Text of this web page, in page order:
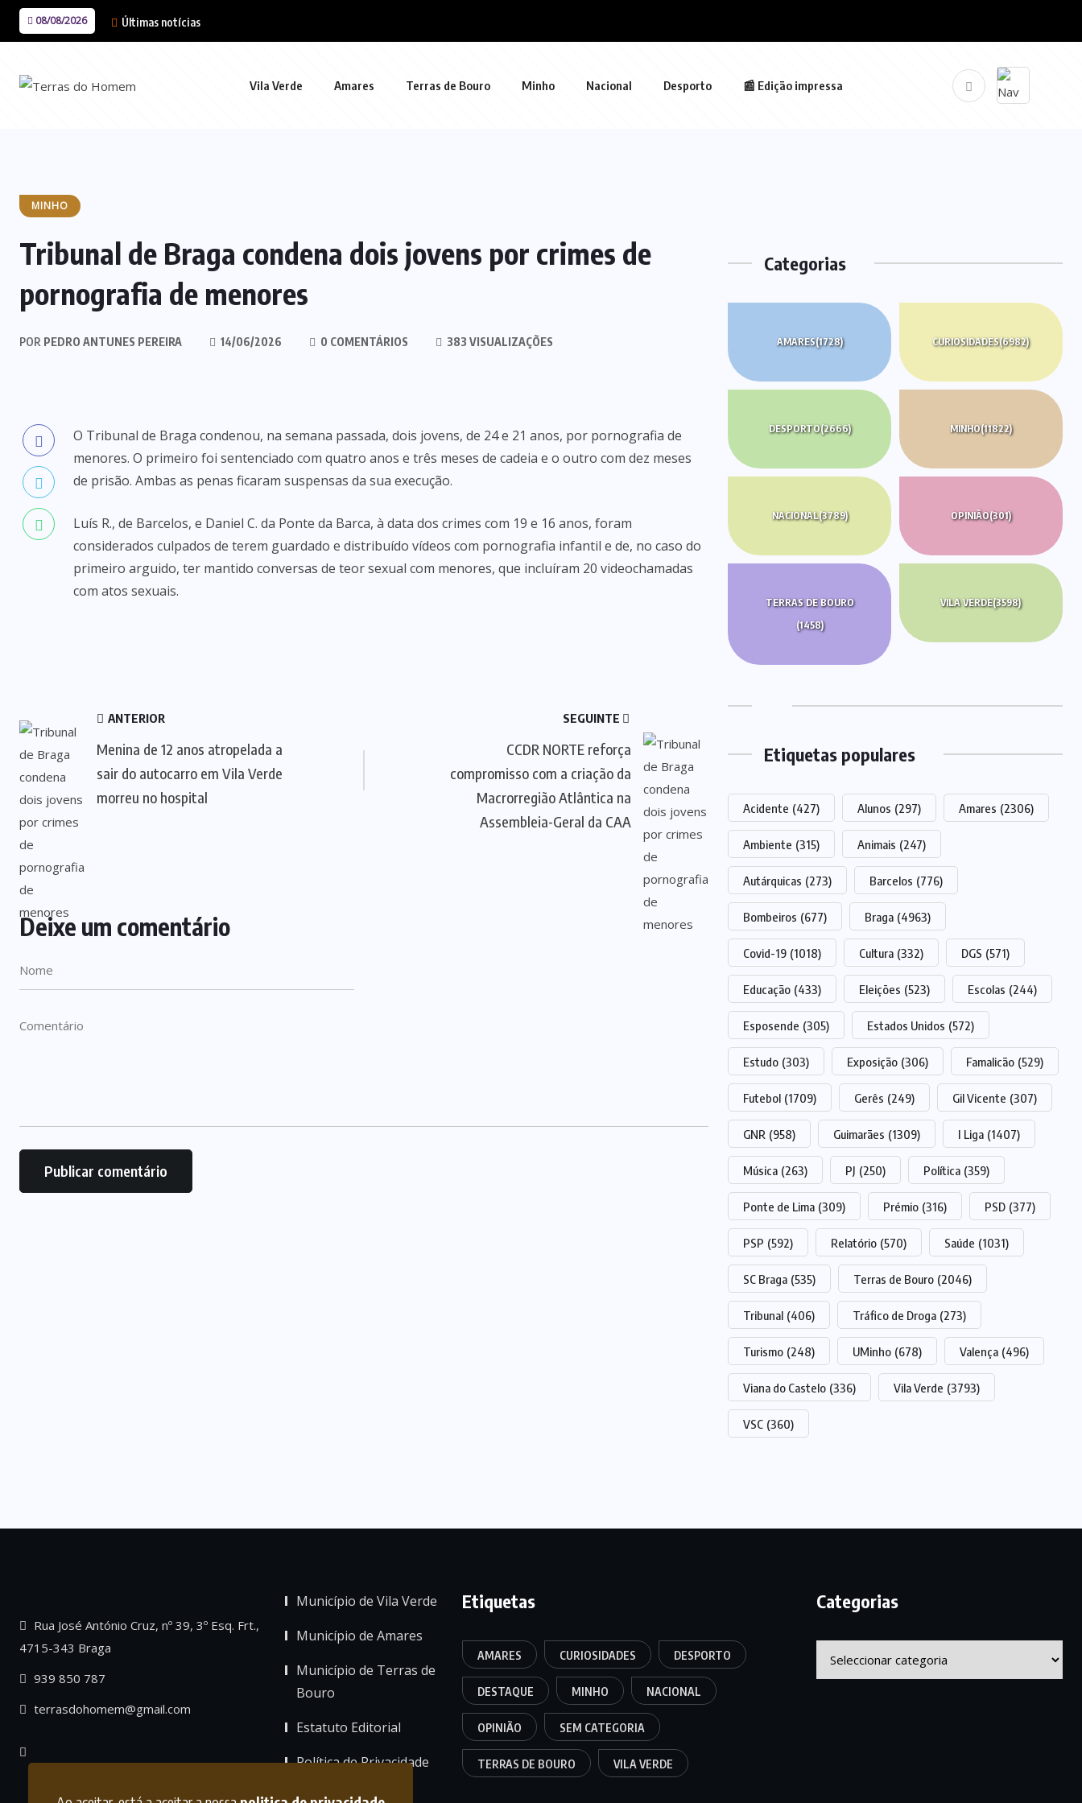
08/08/2026 Últimas notícias
Vila Verde Amares Terras de Bouro Minho Nacional Desporto 📰 Edição impressa
MINHO
Tribunal de Braga condena dois jovens por crimes de
pornografia de menores
POR PEDRO ANTUNES PEREIRA 14/06/2026 0 COMENTÁRIOS 383 VISUALIZAÇÕES
O Tribunal de Braga condenou, na semana passada, dois jovens, de 24 e 21 anos, por pornografia de
menores. O primeiro foi sentenciado com quatro anos e três meses de cadeia e o outro com dez meses
de prisão. Ambas as penas ficaram suspensas da sua execução.
Luís R., de Barcelos, e Daniel C. da Ponte da Barca, à data dos crimes com 19 e 16 anos, foram
considerados culpados de terem guardado e distribuído vídeos com pornografia infantil e de, no caso do
primeiro arguido, ter mantido conversas de teor sexual com menores, que incluíram 20 videochamadas
com atos sexuais.
ANTERIOR
Menina de 12 anos atropelada a
sair do autocarro em Vila Verde
morreu no hospital
SEGUINTE
CCDR NORTE reforça
compromisso com a criação da
Macrorregião Atlântica na
Assembleia-Geral da CAA
Deixe um comentário
Categorias
AMARES(1728) CURIOSIDADES(6982)
DESPORTO(2666) MINHO(11822)
NACIONAL(3789) OPINIÃO(301)
TERRAS DE BOURO
(1458)
VILA VERDE(3598)
Etiquetas populares
Acidente (427) Alunos (297) Amares (2306)
Ambiente (315) Animais (247)
Autárquicas (273) Barcelos (776)
Bombeiros (677) Braga (4963)
Covid-19 (1018) Cultura (332) DGS (571)
Educação (433) Eleições (523) Escolas (244)
Esposende (305) Estados Unidos (572)
Estudo (303) Exposição (306) Famalicão (529)
Futebol (1709) Gerês (249) Gil Vicente (307)
GNR (958) Guimarães (1309) I Liga (1407)
Música (263) PJ (250) Política (359)
Ponte de Lima (309) Prémio (316) PSD (377)
PSP (592) Relatório (570) Saúde (1031)
SC Braga (535) Terras de Bouro (2046)
Tribunal (406) Tráfico de Droga (273)
Turismo (248) UMinho (678) Valença (496)
Viana do Castelo (336) Vila Verde (3793)
VSC (360)
Rua José António Cruz, nº 39, 3º Esq. Frt.,
4715-343 Braga
939 850 787
terrasdohomem@gmail.com
Município de Vila Verde
Município de Amares
Município de Terras de
Bouro
Estatuto Editorial
Política de Privacidade
Etiquetas
AMARES CURIOSIDADES DESPORTO
DESTAQUE MINHO NACIONAL
OPINIÃO SEM CATEGORIA
TERRAS DE BOURO VILA VERDE
Categorias